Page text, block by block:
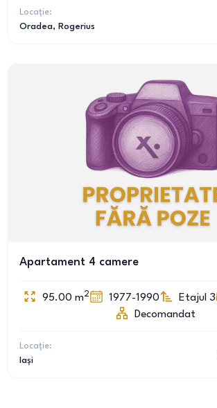
Locație:
Oradea, Rogerius
Apartament 4 camere
95.00 m2 1977-1990 Etajul 3
Decomandat
Locație:
Iași